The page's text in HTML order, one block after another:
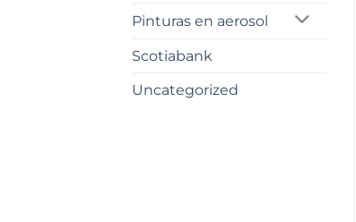
Pinturas en aerosol
Scotiabank
Uncategorized